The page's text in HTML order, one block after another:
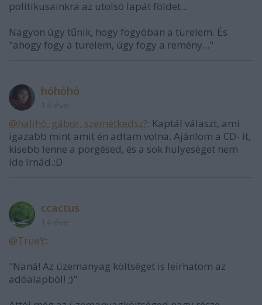
politikusainkra az utolsó lapát földet...
Nagyon úgy tűnik, hogy fogyóban a türelem. És
"ahogy fogy a türelem, úgy fogy a remény..."
hóhóhó
@halihó, gábor, szemétkedsz?: Kaptál választ, ami
igazabb mint amit én adtam volna. Ajánlom a CD- it,
kisebb lenne a pörgésed, és a sok hülyeséget nem
ide írnád.:D
ccactus
@TrueY:
"Naná! Az üzemanyag költséget is leírhatom az
adóalapból! ;)"